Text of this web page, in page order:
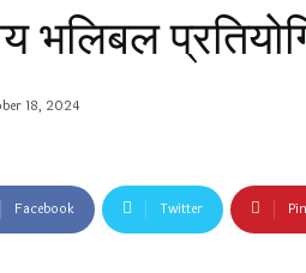
भलिबल
18, 2024
Facebook Twitter